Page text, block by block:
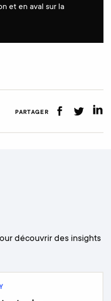
et en aval sur la
PARTAGER
découvrir des insights